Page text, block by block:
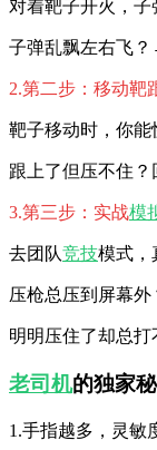
对着靶子开火，
子弹乱飘左右飞？
2.第二步：移动靶
靶子移动时，你能
跟上了但压不住？
3.第三步：实战模
去团队竞技模式，
压枪总压到屏幕
明明压住了却总
老司机的独家
1.手指越多，灵敏